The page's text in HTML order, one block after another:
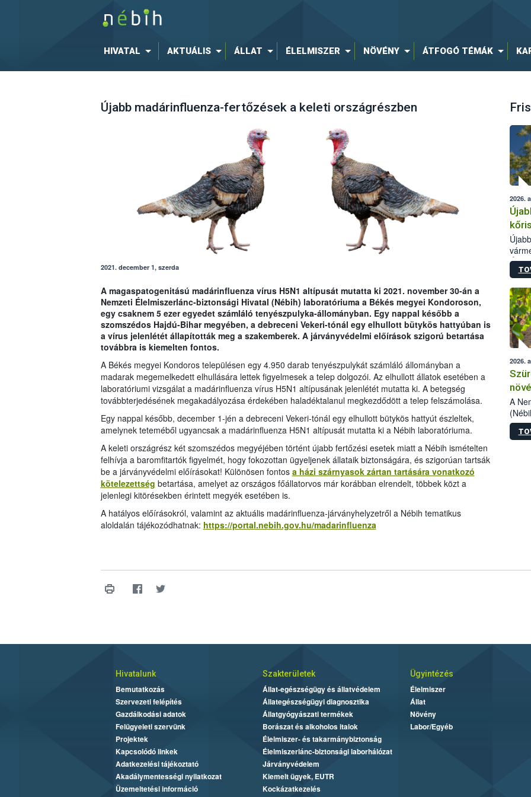
HIVATAL AKTUÁLIS ÁLLAT ÉLELMISZER NÖVÉNY ÁTFOGÓ TÉMÁK
Újabb madárinfluenza-fertőzések a keleti országrészben
2021. december 1, szerda
A magaspatogenitású madárinfluenza vírus H5N1 altípusát mutatta ki 2021. november 30-án a
Nemzeti Élelmiszerlánc-biztonsági Hivatal (Nébih) laboratóriuma a Békés megyei Kondoroson,
egy csaknem 5 ezer egyedet számláló tenyészpulyka-állományban. Egy nappal később a
szomszédos Hajdú-Bihar megyében, a debreceni Vekeri-tónál egy elhullott bütykös hattyúban is
a vírus jelenlétét állapították meg a szakemberek. A járványvédelmi előírások szigorú betartása
továbbra is kiemelten fontos.
A Békés megyei Kondoros településen egy 4.950 darab tenyészpulykát számláló állományban a
madarak megemelkedett elhullására lettek figyelmesek a telep dolgozói. Az elhullott állatok esetében a
laboratóriumi vizsgálat a madárinfluenza vírus H5N1 altípusának jelenlétét mutatta ki. A betegség
továbbterjedésének megakadályozása érdekében haladéktalanul megkezdődött a telep felszámolása.
Egy nappal később, december 1-jén a debreceni Vekeri-tónál egy elhullott bütykös hattyút észleltek,
amelynek teteméből ugyancsak a madárinfluenza H5N1 altípusát mutatta ki a Nébih laboratóriuma.
A keleti országrész két szomszédos megyéjében történt újabb fertőzési esetek miatt a Nébih ismételten
felhívja a baromfitartók figyelmét, hogy fokozottan ügyeljenek állataik biztonságára, és szigorúan tartsák
be a járványvédelmi előírásokat! Különösen fontos a házi szárnyasok zártan tartására vonatkozó
kötelezettség betartása, amelyet az országos főállatorvos már korábban elrendelt, többek közt a
jelenlegi kitörésekben érintett megyék esetében is.
A hatályos előírásokról, valamint az aktuális madárinfluenza-járványhelyzetről a Nébih tematikus
aloldalán tájékozódhatnak: https://portal.nebih.gov.hu/madarinfluenza
2026.
2026.
A
Hivatalunk
Bemutatkozás
Szervezeti felépítés
Gazdálkodási adatok
Felügyeleti szervünk
Projektek
Kapcsolódó linkek
Adatkezelési tájékoztató
Akadálymentességi nyilatkozat
Üzemeltetési információ
Szakterületek
Állat-egészségügy és állatvédelem
Állategészségügyi diagnosztika
Állatgyógyászati termékek
Borászat és alkoholos italok
Élelmiszer- és takarmánybiztonság
Élelmiszerlánc-biztonsági laborhálózat
Járványvédelem
Kiemelt ügyek, EUTR
Kockázatkezelés
Ügyintézés
Élelmiszer
Állat
Növény
Labor/Egyéb